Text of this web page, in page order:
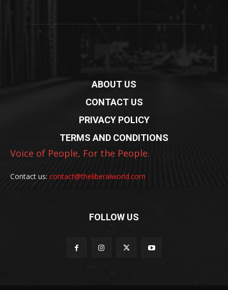
ABOUT US
CONTACT US
PRIVACY POLICY
TERMS AND CONDITIONS
Voice of People, For the People.
Contact us: contact@theliberalworld.com
FOLLOW US